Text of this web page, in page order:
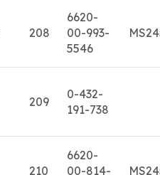
208
6620-
00-993-
5546
209
0-432-
191-738
210
6620-
00-814-